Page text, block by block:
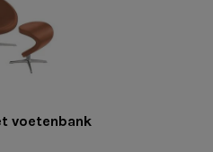
voetenbank